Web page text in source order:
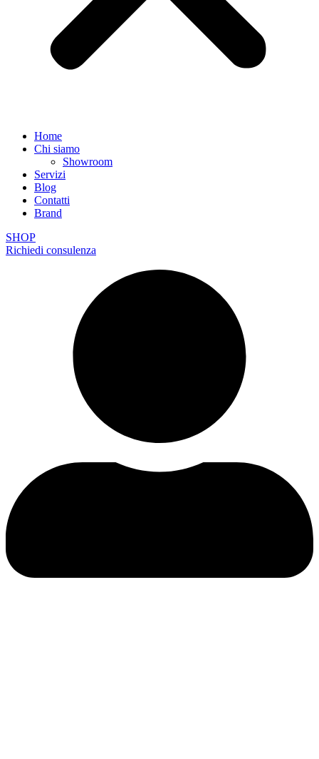
Home
Chi siamo
Showroom
Servizi
Blog
Contatti
Brand
SHOP
Richiedi consulenza